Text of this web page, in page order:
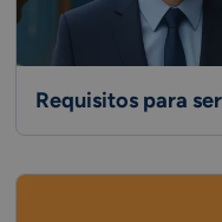
Requisitos para